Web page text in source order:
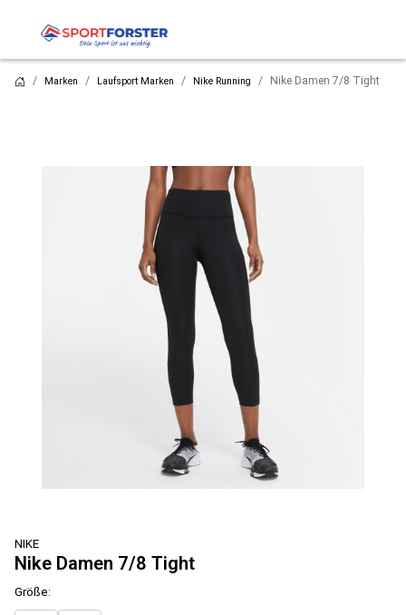
Marken Laufsport Marken Nike Running Nike Damen 7/8 Tight
NIKE
Nike Damen 7/8 Tight
Größe: